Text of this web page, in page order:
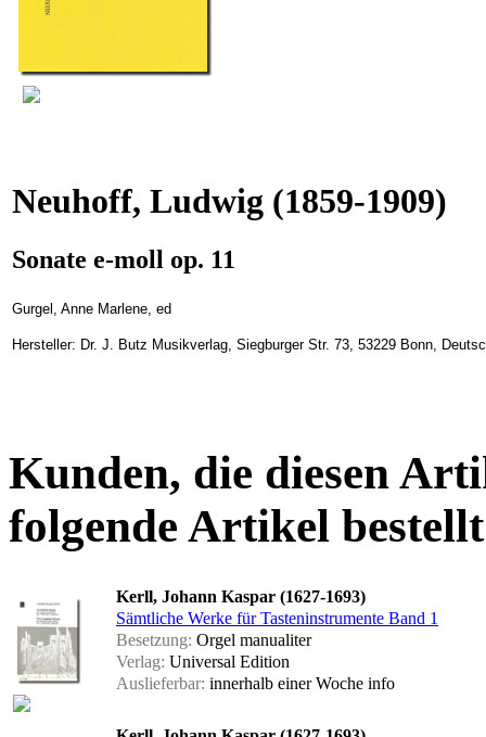
Neuhoff, Ludwig (1859-1909)
Sonate e-moll op. 11
Gurgel, Anne Marlene, ed
Hersteller: Dr. J. Butz Musikverlag, Siegburger Str. 73, 53229 Bonn,
Kunden, die diesen
folgende Artikel
Kerll, Johann Kaspar (1627-1693)
Sämtliche Werke für Tasteninstrumente Band 1
Besetzung: Orgel manualiter
Verlag: Universal Edition
Auslieferbar: innerhalb einer Woche info